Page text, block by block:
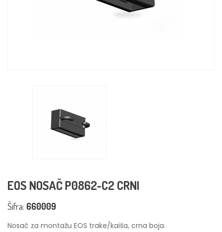
EOS NOSAČ P0862-C2 CRNI
Šifra: 660009
Nosač za montažu EOS trake/kaiša, crna boja.